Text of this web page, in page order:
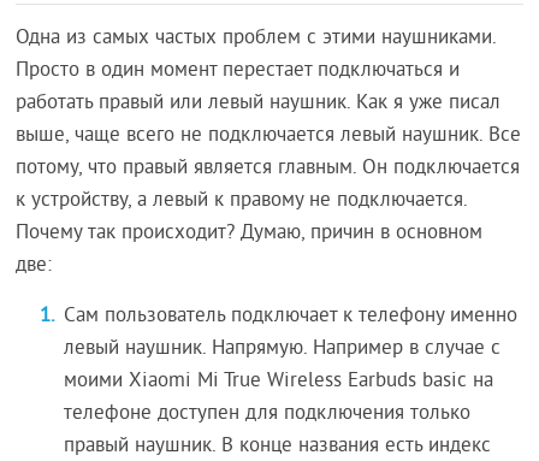
Одна из самых частых проблем с этими наушниками.
Просто в один момент перестает подключаться и
работать правый или левый наушник. Как я уже писал
выше, чаще всего не подключается левый наушник. Все
потому, что правый является главным. Он подключается
к устройству, а левый к правому не подключается.
Почему так происходит? Думаю, причин в основном
две:
Сам пользователь подключает к телефону именно
левый наушник. Напрямую. Например в случае с
моими Xiaomi Mi True Wireless Earbuds basic на
телефоне доступен для подключения только
правый наушник. В конце названия есть индекс